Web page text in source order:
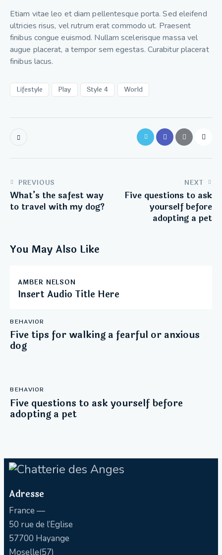
et
dolore.
By
Smith
Etiam vitae leo et diam pellentesque porta. Sed eleifend
ultricies risus, vel rutrum erat commodo ut. Praesent
finibus congue euismod. Nullam scelerisque massa vel
augue placerat, a tempor sem egestas. Curabitur placerat
finibus lacus.
Lifestyle Play Style 4 World
PREVIOUS
What’s the safest way
to travel with my dog?
NEXT
Five questions to ask
yourself before
adopting a pet
You May Also Like
AMBER NELSON
Insert Audio Title Here
BEHAVIOR
Five tips for walking a fearful or anxious
dog
BEHAVIOR
Five questions to ask yourself before
adopting a pet
Adresse
France —
50 rue de l’Eglise
57700 Hayange
Moselle(57)